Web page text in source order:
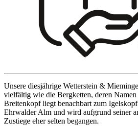
Unsere diesjährige Wetterstein &
vielfältig wie die Bergketten, deren
Breitenkopf liegt benachbart zum
Ehrwalder Alm und wird aufgrund seiner
Zustiege eher selten begangen.